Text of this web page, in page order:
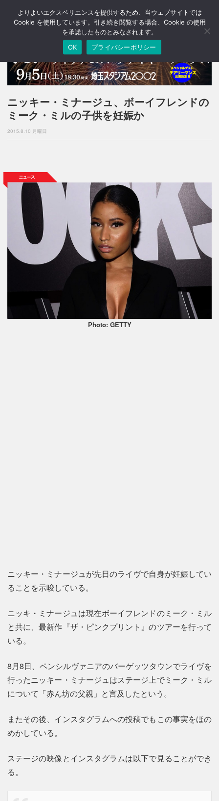
T
o
a
v
g
o
ニッキー・ミナージュ、ボーイフレンドの
ミーク・ミルの子供を妊娠か
2015.8.10 月曜日
Photo: GETTY
ニッキー・ミナージュが先日のライヴで自身が妊娠してい
ることを示唆している。
ニッキ・ミナージュは現在ボーイフレンドのミーク・ミル
と共に、最新作『ザ・ピンクプリント』のツアーを行って
いる。
8月8日、ペンシルヴァニアのバーゲッツタウンでライヴを
行ったニッキー・ミナージュはステージ上でミーク・ミル
について「赤ん坊の父親」と言及したという。
またその後、インスタグラムへの投稿でもこの事実をほの
めかしている。
ステージの映像とインスタグラムは以下で見ることができ
る。
よりよいエクスペリエンスを提供するため、当ウェブサイトでは
Cookie を使用しています。引き続き閲覧する場合、Cookie の使用
を承諾したものとみなされます。
OK
プライバシーポリシー